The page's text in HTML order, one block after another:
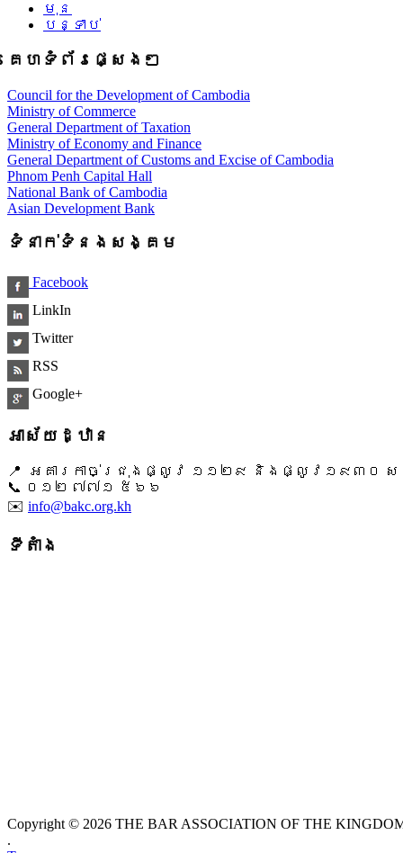
មុន
បន្ទាប់
គេហទំព័រផ្សេងៗ
Council for the Development of Cambodia
Ministry of Commerce
General Department of Taxation
Ministry of Economy and Finance
General Department of Customs and Excise of Cambodia
Phnom Penh Capital Hall
National Bank of Cambodia
Asian Development Bank
ទំនាក់ទំនងសង្គម
Facebook
LinkIn
Twitter
RSS
Google+
អាស័យដ្ឋាន
📍 អគារកាច់ជ្រុងផ្លូវ ១១២៩ និងផ្លូវ១៩៣០ ស
📞 ​០១២ ៧៧១ ៥៦៦
✉️ info@bakc.org.kh
ទីតាំង
Copyright © 2026 THE BAR ASSOCIATION OF THE
.